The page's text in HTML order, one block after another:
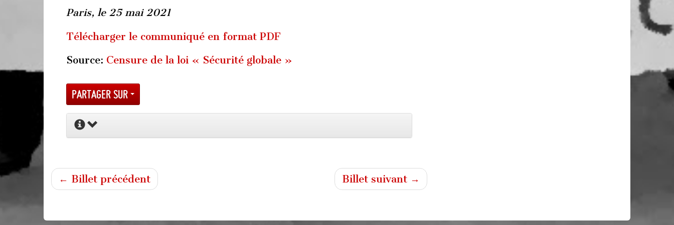
Paris, le 25 mai 2021
Télécharger le communiqué en format PDF
Source: Censure de la loi « Sécurité globale »
Partager sur
← Billet précédent Billet suivant →